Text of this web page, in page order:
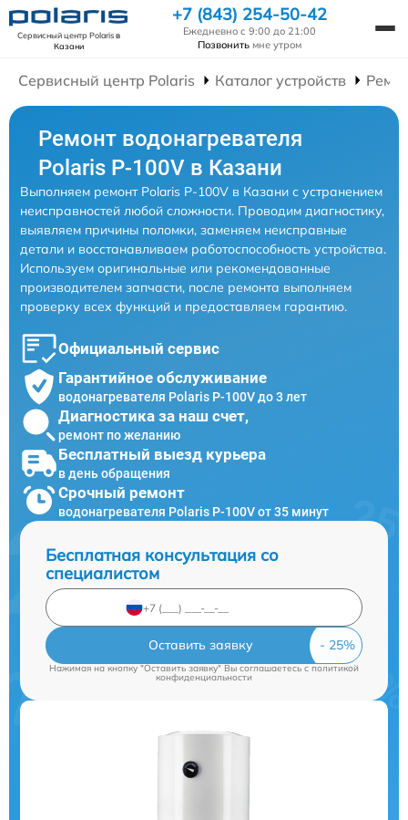
Сервисный центр Polarisв
Казани
+7 (843) 254-50-42
Ежедневно с 9:00 до 21:00
Позвонить мне утром
Сервисный центр Polaris Каталог устройств
Ремонт водонагревателя
Polaris P-100V в Казани
Выполняем ремонт Polaris P-100V в Казани с устранением
неисправностей любой сложности. Проводим диагностику,
выявляем причины поломки, заменяем неисправные
детали и восстанавливаем работоспособность устройства.
Используем оригинальные или рекомендованные
производителем запчасти, после ремонта выполняем
проверку всех функций и предоставляем гарантию.
Официальный сервис
Гарантийное обслуживание
водонагревателя Polaris P-100V до 3 лет
Диагностика за наш счет,
ремонт по желанию
Бесплатный выезд курьера
в день обращения
Срочный ремонт
водонагревателя Polaris P-100V от 35 минут
Бесплатная консультация со
специалистом
Оставить заявку
Нажимая на кнопку "Оставить заявку" Вы соглашаетесь cполитикой
конфиденциальности